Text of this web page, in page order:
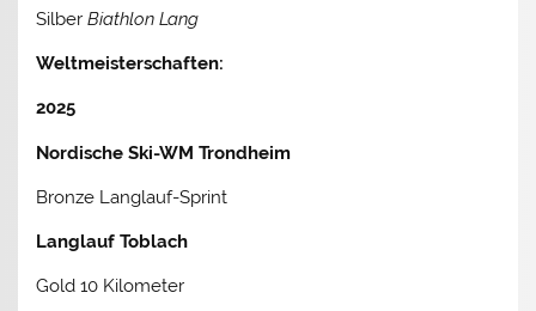
SilberBiathlon Lang
Weltmeisterschaften:
2025
Nordische Ski-WM Trondheim
Bronze Langlauf-Sprint
Langlauf Toblach
Gold 10 Kilometer